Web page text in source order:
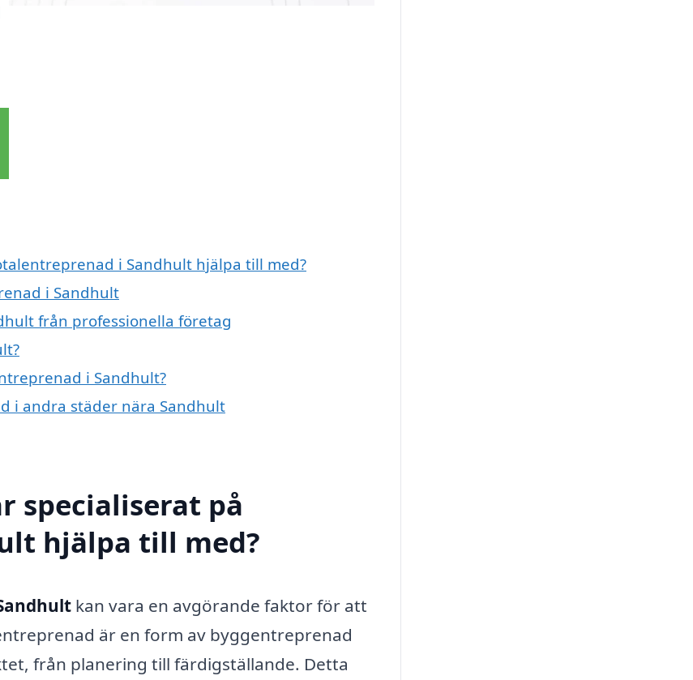
i Sandhult hjälpa till med?
i Sandhult
från professionella företag
i Sandhult?
i andra städer nära Sandhult
specialiserat på
hjälpa till med?
kan vara en avgörande faktor för att
är en form av byggentreprenad
från planering till färdigställande. Detta